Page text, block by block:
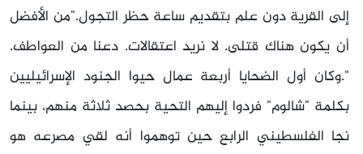
إلى القرية دون علم بتقديم ساعة حظر التجول."من الأفضل
أن يكون هناك قتلى. لا نريد اعتقالات. دعنا من العواطف.
".وكان أول الضحايا أربعة عمال حيوا الجنود الإسرائيليين
بكلمة "شالوم" فردوا إليهم التحية بحصد ثلاثة منهم، بينما
نجا الفلسطيني الرابع حين توهموا أنه لقي مصرعه هو